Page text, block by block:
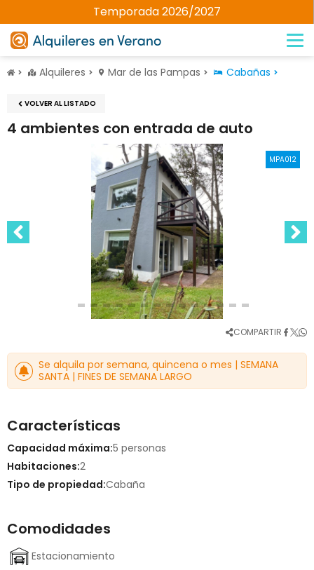
Temporada 2026/2027
Alquileres Mar de las Pampas Cabañas
VOLVER AL LISTADO
4 ambientes con entrada de auto
MPA012
COMPARTIR
Se alquila por semana, quincena o mes | SEMANA
SANTA | FINES DE SEMANA LARGO
Características
Capacidad máxima:5 personas
Habitaciones:2
Tipo de propiedad:Cabaña
Comodidades
Estacionamiento